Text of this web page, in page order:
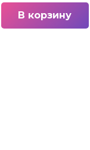
В корзину